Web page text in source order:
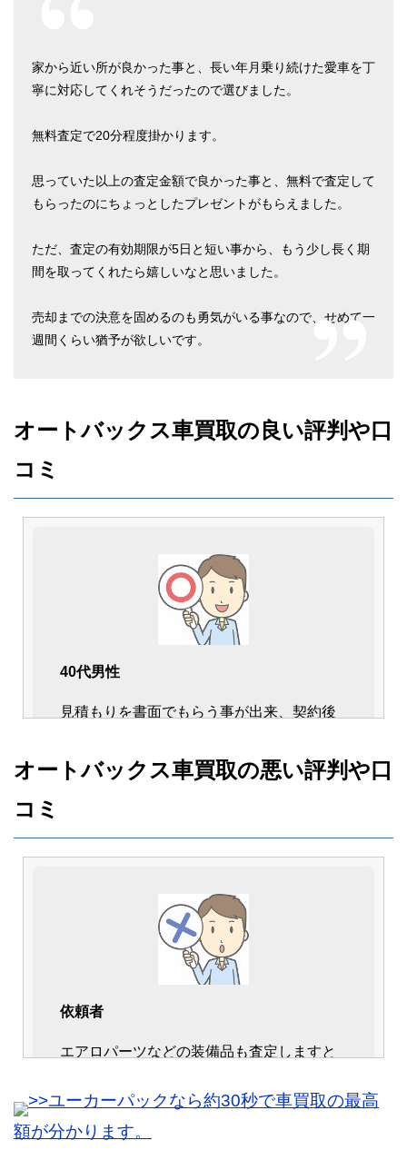
家から近い所が良かった事と、長い年月乗り続けた愛車を丁
寧に対応してくれそうだったので選びました。
無料査定で20分程度掛かります。
思っていた以上の査定金額で良かった事と、無料で査定して
もらったのにちょっとしたプレゼントがもらえました。
ただ、査定の有効期限が5日と短い事から、もう少し長く期
間を取ってくれたら嬉しいなと思いました。
売却までの決意を固めるのも勇気がいる事なので、せめて一
週間くらい猶予が欲しいです。
オートバックス車買取の良い評判や口
コミ
40代男性
見積もりを書面でもらう事が出来、契約後
れていたのでとても安心しました。スタッ
40代男性
さすが大手企業。コンプライアンスがしっ
した。愛車を売る決断が出来たのは金額以
外でこういった面が非常に大きかったで
オートバックス車買取の悪い評判や口
コミ
依頼者
エアロパーツなどの装備品も査定しますと
となにひとつ考慮されていなかった。別の
ところではしっかり装備品も反映されてい
>>ユーカーパックなら約30秒で車買取の最高
額が分かります。